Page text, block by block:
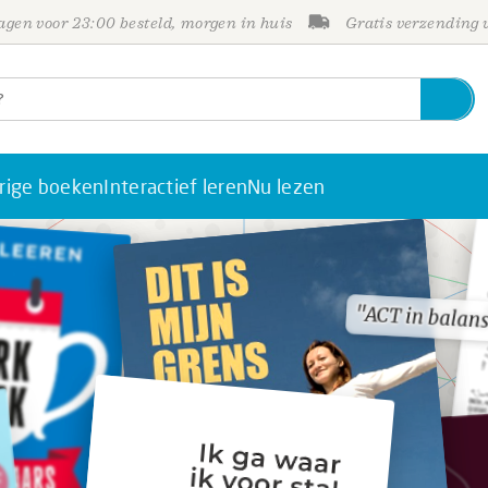
voor 23:00 besteld, morgen in huis Gratis verzending
boekenInteractief lerenNu lezen
"ACT in
"ACT in